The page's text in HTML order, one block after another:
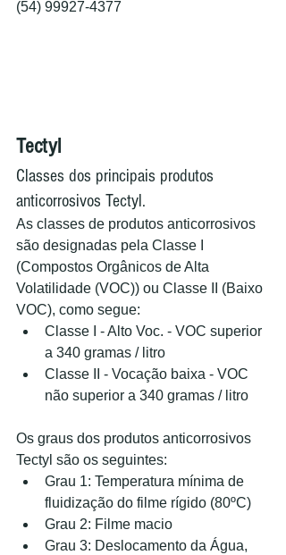
(54) 99927-4377
Tectyl
Classes dos principais produtos
anticorrosivos Tectyl.
As classes de produtos anticorrosivos
são designadas pela Classe I
(Compostos Orgânicos de Alta
Volatilidade (VOC)) ou Classe II (Baixo
VOC), como segue:
Classe I - Alto Voc. - VOC superior
a 340 gramas / litro
Classe II - Vocação baixa - VOC
não superior a 340 gramas / litro
Os graus dos produtos anticorrosivos
Tectyl são os seguintes:
Grau 1: Temperatura mínima de
fluidização do filme rígido (80ºC)
Grau 2: Filme macio
Grau 3: Deslocamento da Água,